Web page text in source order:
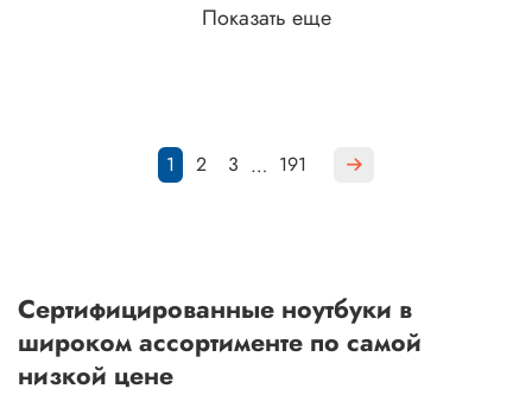
Показать еще
1 2 3 … 191
Сертифицированные ноутбуки в
широком ассортименте по самой
низкой цене